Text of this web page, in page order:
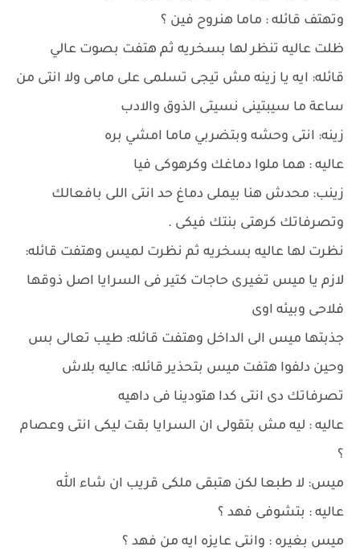
وتهتف قائله : ماما هنروح فين ؟
ظلت عاليه تنظر لها بسخريه ثم هتفت بصوت عالي
قائله: ايه يا زينه مش تيجى تسلمى على مامى ولا انتى من
ساعة ما سيبتينى نسيتى الذوق والادب
زينه: انتى وحشه وبتضربي ماما امشي بره
عاليه : هما ملوا دماغك وكرهوكى فيا
زينب: محدش هنا بيملى دماغ حد انتى اللى بافعالك
وتصرفاتك كرهتى بنتك فيكى .
نظرت لها عاليه بسخريه ثم نظرت لميس وهتفت قائله:
لازم يا ميس تغيرى حاجات كتير فى السرايا اصل ذوقها
فلاحى وبيئه اوى
جذبتها ميس الى الداخل وهتفت قائله: طيب تعالى بس
وحين دلفوا هتفت ميس بتحذير قائله: عاليه بلاش
تصرفاتك دى انتى كدا هتودينا فى داهيه
عاليه : ليه مش بتقولى ان السرايا بقت ليكى انتى وعصام
؟
ميس: لا طبعا لكن هتبقى ملكى قريب ان شاء الله
عاليه : بتشوفى فهد ؟
ميس بغيره : وانتى عايزه ايه من فهد ؟